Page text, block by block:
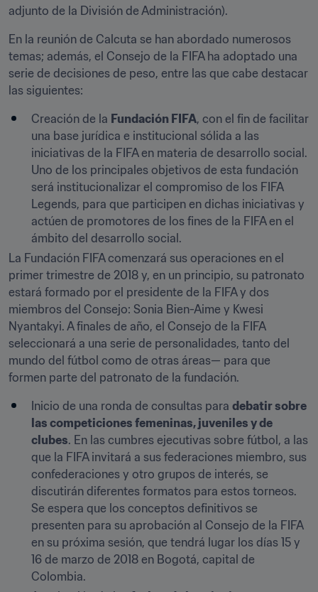
adjunto de la División de Administración).
En la reunión de Calcuta se han abordado numerosos
temas; además, el Consejo de la FIFA ha adoptado una
serie de decisiones de peso, entre las que cabe destacar
las siguientes:
Creación de la Fundación FIFA, con el fin de facilitar
una base jurídica e institucional sólida a las
iniciativas de la FIFA en materia de desarrollo social.
Uno de los principales objetivos de esta fundación
será institucionalizar el compromiso de los FIFA
Legends, para que participen en dichas iniciativas y
actúen de promotores de los fines de la FIFA en el
ámbito del desarrollo social.
La Fundación FIFA comenzará sus operaciones en el
primer trimestre de 2018 y, en un principio, su patronato
estará formado por el presidente de la FIFA y dos
miembros del Consejo: Sonia Bien-Aime y Kwesi
Nyantakyi. A finales de año, el Consejo de la FIFA
seleccionará a una serie de personalidades, tanto del
mundo del fútbol como de otras áreas— para que
formen parte del patronato de la fundación.
Inicio de una ronda de consultas para debatir sobre
las competiciones femeninas, juveniles y de
clubes. En las cumbres ejecutivas sobre fútbol, a las
que la FIFA invitará a sus federaciones miembro, sus
confederaciones y otro grupos de interés, se
discutirán diferentes formatos para estos torneos.
Se espera que los conceptos definitivos se
presenten para su aprobación al Consejo de la FIFA
en su próxima sesión, que tendrá lugar los días 15 y
16 de marzo de 2018 en Bogotá, capital de
Colombia.